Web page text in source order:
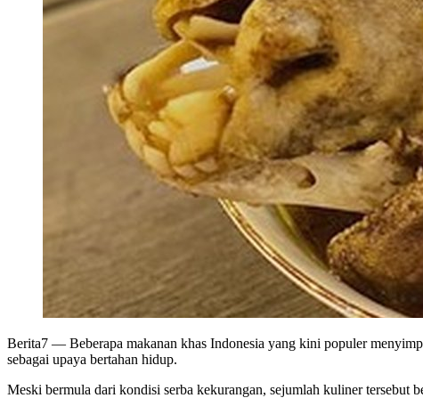
Berita7 — Beberapa makanan khas Indonesia yang kini populer
sebagai upaya bertahan hidup.
Meski bermula dari kondisi serba kekurangan, sejumlah kuliner tersebut